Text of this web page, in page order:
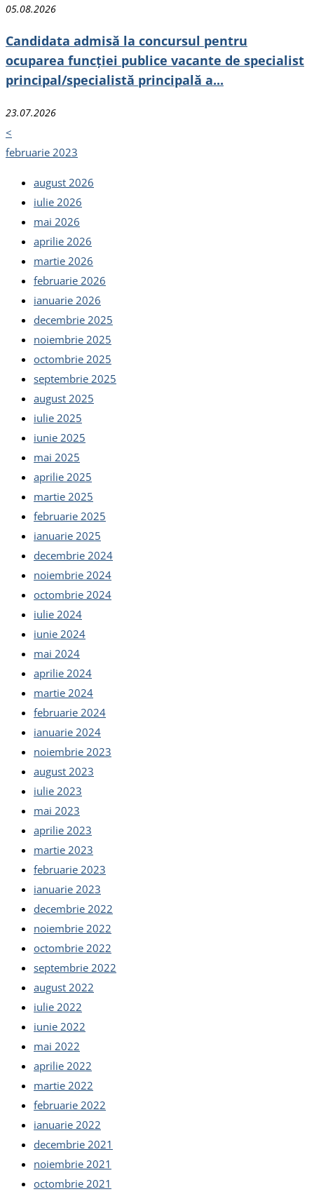
05.08.2026
Candidata admisă la concursul pentru
ocuparea funcției publice vacante de specialist
principal/specialistă principală a...
23.07.2026
<
februarie 2023
august 2026
iulie 2026
mai 2026
aprilie 2026
martie 2026
februarie 2026
ianuarie 2026
decembrie 2025
noiembrie 2025
octombrie 2025
septembrie 2025
august 2025
iulie 2025
iunie 2025
mai 2025
aprilie 2025
martie 2025
februarie 2025
ianuarie 2025
decembrie 2024
noiembrie 2024
octombrie 2024
iulie 2024
iunie 2024
mai 2024
aprilie 2024
martie 2024
februarie 2024
ianuarie 2024
noiembrie 2023
august 2023
iulie 2023
mai 2023
aprilie 2023
martie 2023
februarie 2023
ianuarie 2023
decembrie 2022
noiembrie 2022
octombrie 2022
septembrie 2022
august 2022
iulie 2022
iunie 2022
mai 2022
aprilie 2022
martie 2022
februarie 2022
ianuarie 2022
decembrie 2021
noiembrie 2021
octombrie 2021